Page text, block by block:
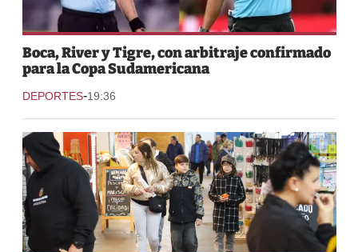
Boca, River y Tigre, con arbitraje confirmado
para la Copa Sudamericana
DEPORTES-19:36